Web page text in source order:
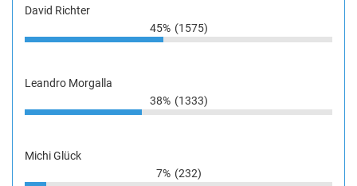
David Richter
45% (1575)
Leandro Morgalla
38% (1333)
Michi Glück
7% (232)